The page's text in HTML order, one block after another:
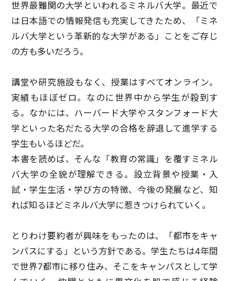
世界最難関の大学といわれるミネルバ大学。最近で
は日本語での情報発信も充実してきたため、「ミネ
ルバ大学という革新的な大学がある」ことをご存じ
の方も多いだろう。
講堂や研究施設もなく、授業はすべてオンライン。
実績もほぼゼロ。なのに世界中から学生が殺到す
る。なかには、ハーバード大学やスタンフォード大
学といった名だたる大学の合格を辞退して進学する
学生もいるほどだ。
本書を読めば、そんな「教育の常識」を覆すミネル
バ大学の全貌が理解できる。設立背景や授業・入
試・学生生活・学び方の特徴、今後の発展など、知
れば知るほどミネルバ大学に惹きつけられていく。
とりわけ要約者が興味をもったのは、「都市をキャ
ンパスにする」という方針である。学生たちは4年間
で世界7都市に移り住み、そこをキャンパスとして学